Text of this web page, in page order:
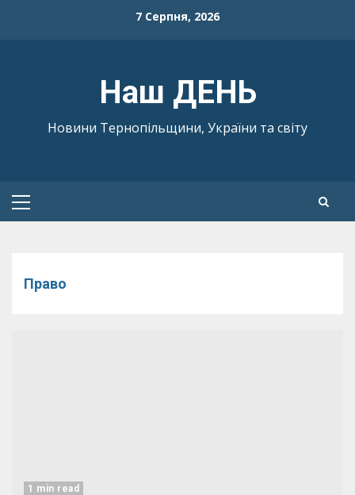
7 Серпня, 2026
Наш ДЕНЬ
Новини Тернопільщини, України та світу
Primary
Право
1 min read